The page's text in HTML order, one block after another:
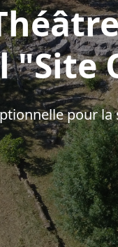
pour